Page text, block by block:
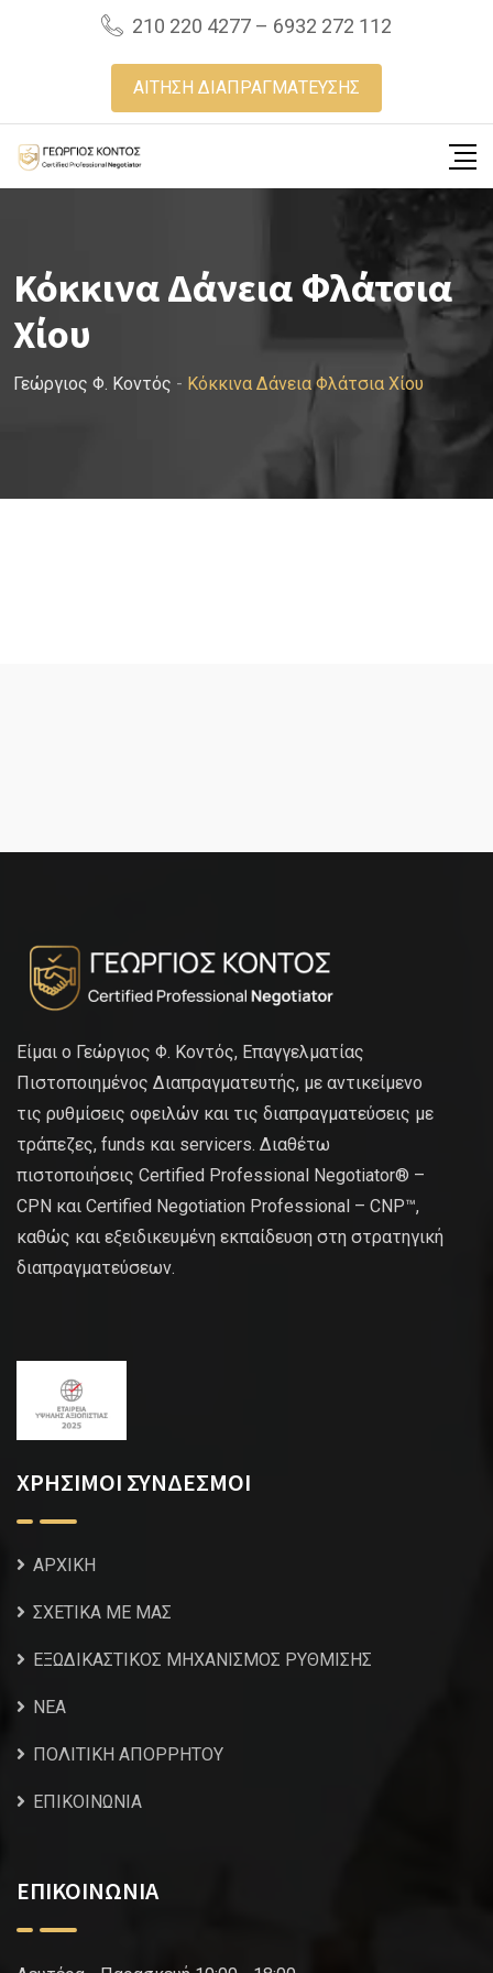
210 220 4277 – 6932 272 112
ΑΙΤΗΣΗ ΔΙΑΠΡΑΓΜΑΤΕΥΣΗΣ
Κόκκινα Δάνεια Φλάτσια
Χίου
Γεώργιος Φ. Κοντός - Κόκκινα Δάνεια Φλάτσια Χίου
Είμαι ο Γεώργιος Φ. Κοντός, Επαγγελματίας
Πιστοποιημένος Διαπραγματευτής, με αντικείμενο
τις ρυθμίσεις οφειλών και τις διαπραγματεύσεις με
τράπεζες, funds και servicers. Διαθέτω
πιστοποιήσεις Certified Professional Negotiator® –
CPN και Certified Negotiation Professional – CNP™,
καθώς και εξειδικευμένη εκπαίδευση στη στρατηγική
διαπραγματεύσεων.
ΧΡΗΣΙΜΟΙ ΣΥΝΔΕΣΜΟΙ
ΑΡΧΙΚΗ
ΣΧΕΤΙΚΑ ΜΕ ΜΑΣ
ΕΞΩΔΙΚΑΣΤΙΚΟΣ ΜΗΧΑΝΙΣΜΟΣ ΡΥΘΜΙΣΗΣ
NEA
ΠΟΛΙΤΙΚΗ ΑΠΟΡΡΗΤΟΥ
ΕΠΙΚΟΙΝΩΝΙΑ
ΕΠΙΚΟΙΝΩΝΙΑ